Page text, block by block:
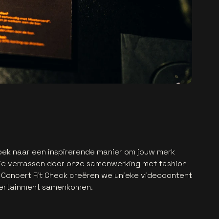
naar een inspirerende manier om jouw merk
verrassen door onze samenwerking met fashion
Fit Check creëren we unieke videocontent
samenkomen.